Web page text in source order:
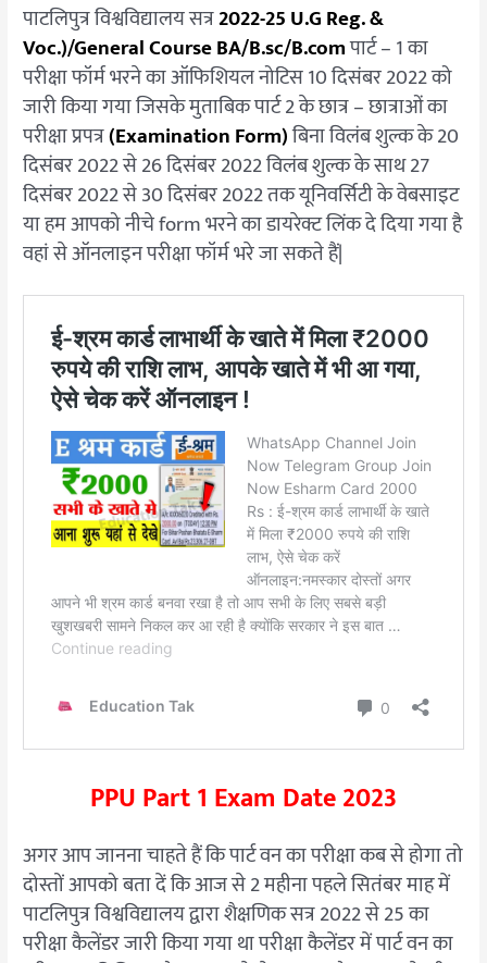
पाटलिपुत्र विश्वविद्यालय सत्र2022-25 U.G Reg. &
Voc.)/General Course BA/B.sc/B.comपार्ट – 1 का
परीक्षा फॉर्म भरने का ऑफिशियल नोटिस 10 दिसंबर 2022 को
जारी किया गया जिसके मुताबिक पार्ट 2 के छात्र – छात्राओं का
परीक्षा प्रपत्र(Examination Form)बिना विलंब शुल्क के 20
दिसंबर 2022 से 26 दिसंबर 2022 विलंब शुल्क के साथ 27
दिसंबर 2022 से 30 दिसंबर 2022 तक यूनिवर्सिटी के वेबसाइट
या हम आपको नीचे form भरने का डायरेक्ट लिंक दे दिया गया है
वहां से ऑनलाइन परीक्षा फॉर्म भरे जा सकते हैं|
PPU Part 1 Exam Date 2023
अगर आप जानना चाहते हैं कि पार्ट वन का परीक्षा कब से होगा तो
दोस्तों आपको बता दें कि आज से 2 महीना पहले सितंबर माह में
पाटलिपुत्र विश्वविद्यालय द्वारा शैक्षणिक सत्र 2022 से 25 का
परीक्षा कैलेंडर जारी किया गया था परीक्षा कैलेंडर में पार्ट वन का